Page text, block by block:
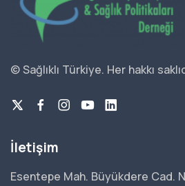
© Sağlıklı Türkiye. Her hakkı
İletişim
Esentepe Mah. Büyükdere Cad.